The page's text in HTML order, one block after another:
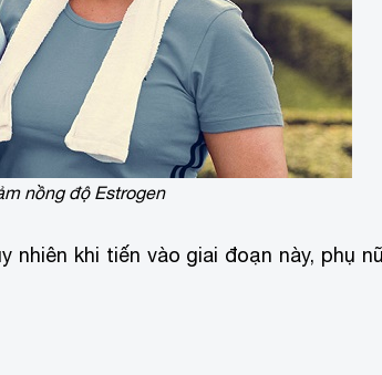
nồng độ Estrogen
khi tiến vào giai đoạn này, phụ